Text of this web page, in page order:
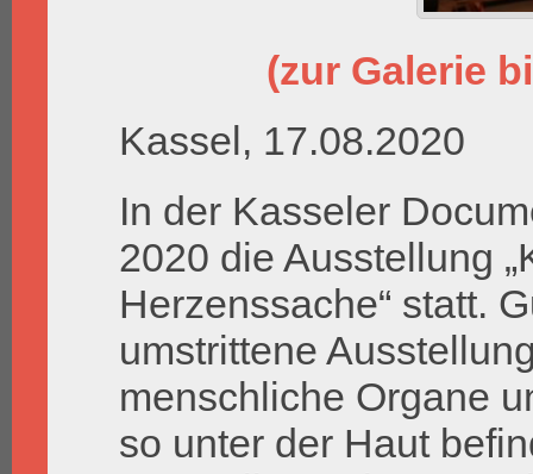
(zur Galerie
Kassel, 17.08.2020
In der Kasseler
2020 die Ausstellung
Herzenssache“ statt.
umstrittene
menschliche Organe
so unter der Haut